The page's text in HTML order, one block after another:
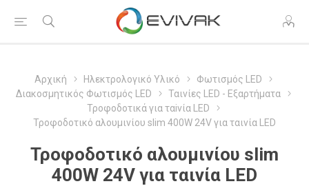
Αρχική Ηλεκτρολογικό Υλικό
Φωτισμός LED
Διακοσμητικός Φωτισμός LED
Ταινίες LED - Εξαρτήματα
Τροφοδοτικά για ταiνία LED
Τροφοδοτικό αλουμινίου slim 400W 24V για ταινία LED
Τροφοδοτικό αλουμινίου slim
400W 24V για ταινία LED